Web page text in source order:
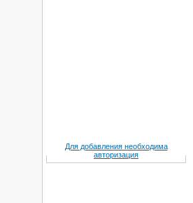
Для добавления необходима
авторизация